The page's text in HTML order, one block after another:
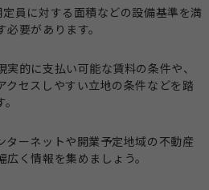
員に対する面積などの設備基準を満
要があります。
的に支払い可能な賃料の条件や、
クセスしやすい立地の条件などを踏
ターネットや開業予定地域の不動産
く情報を集めましょう。